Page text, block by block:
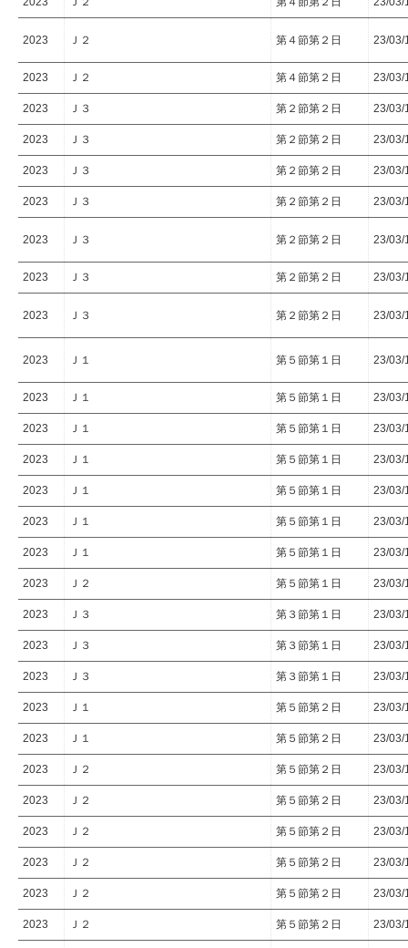
2023 Ｊ２ 第４節第２日 23/03/
2023 Ｊ２ 第４節第２日 23/03/
2023 Ｊ３ 第２節第２日 23/03/
2023 Ｊ３ 第２節第２日 23/03/
2023 Ｊ３ 第２節第２日 23/03/
2023 Ｊ３ 第２節第２日 23/03/
2023 Ｊ３ 第２節第２日 23/03/
2023 Ｊ３ 第２節第２日 23/03/
2023 Ｊ３ 第２節第２日 23/03/
2023 Ｊ１ 第５節第１日 23/03/
2023 Ｊ１ 第５節第１日 23/03/
2023 Ｊ１ 第５節第１日 23/03/
2023 Ｊ１ 第５節第１日 23/03/
2023 Ｊ１ 第５節第１日 23/03/
2023 Ｊ１ 第５節第１日 23/03/
2023 Ｊ１ 第５節第１日 23/03/
2023 Ｊ２ 第５節第１日 23/03/
2023 Ｊ３ 第３節第１日 23/03/
2023 Ｊ３ 第３節第１日 23/03/
2023 Ｊ３ 第３節第１日 23/03/
2023 Ｊ１ 第５節第２日 23/03/
2023 Ｊ１ 第５節第２日 23/03/
2023 Ｊ２ 第５節第２日 23/03/
2023 Ｊ２ 第５節第２日 23/03/
2023 Ｊ２ 第５節第２日 23/03/
2023 Ｊ２ 第５節第２日 23/03/
2023 Ｊ２ 第５節第２日 23/03/
2023 Ｊ２ 第５節第２日 23/03/